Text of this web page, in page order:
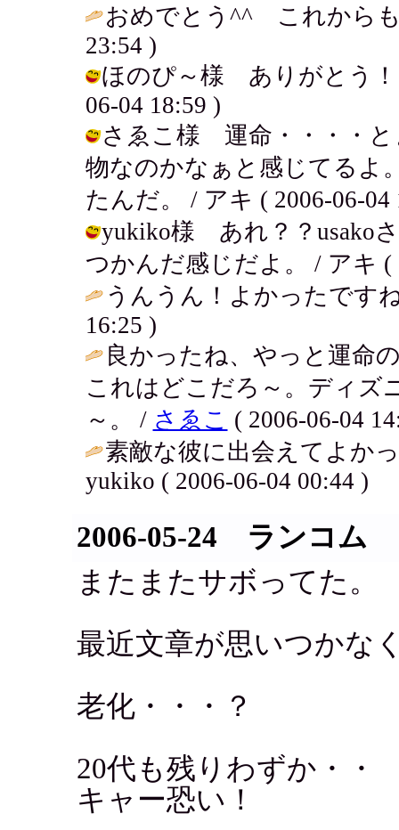
おめでとう^^ これから
23:54 )
ほのぴ～様 ありがとう！
06-04 18:59 )
さゑこ様 運命・・・・と
物なのかなぁと感じてるよ
たんだ。 / アキ ( 2006-06-04
yukiko様 あれ？？usako
つかんだ感じだよ。 / アキ (
うんうん！よかったです
16:25 )
良かったね、やっと運命
これはどこだろ～。ディズ
～。 / さゑこ ( 2006-06-04
素敵な彼に出会えてよか
yukiko ( 2006-06-04 00:44 )
2006-05-24 ランコム
またまたサボってた。
最近文章が思いつかな
老化・・・？
20代も残りわずか・・
キャー恐い！